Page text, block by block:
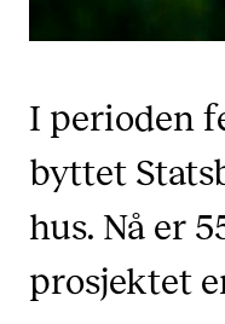
Velferd og helse
Mangfold og
Arrangementer
I perioden
byttet
hus. Nå er
prosjektet